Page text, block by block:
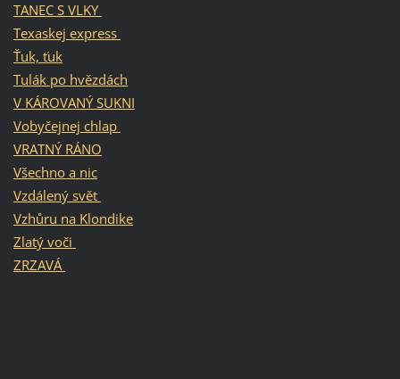
TANEC S VLKY
Texaskej express
Ťuk, ťuk
Tulák po hvězdách
V KÁROVANÝ SUKNI
Vobyčejnej chlap
VRATNÝ RÁNO
Všechno a nic
Vzdálený svět
Vzhůru na Klondike
Zlatý voči
ZRZAVÁ